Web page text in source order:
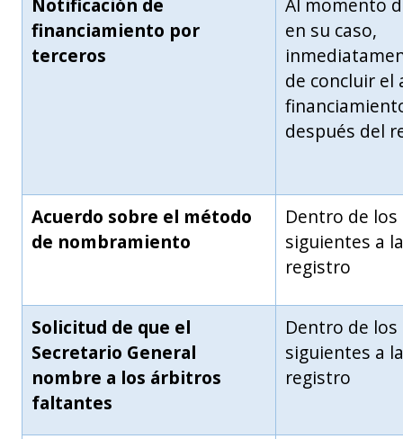
Notificación de
financiamiento por
terceros
Al momento
en su caso,
de concluir el
después del
Acuerdo sobre el método
de nombramiento
Dentro de los
siguientes a
registro
Solicitud de que el
Secretario General
nombre a los árbitros
faltantes
Dentro de los
siguientes a
registro